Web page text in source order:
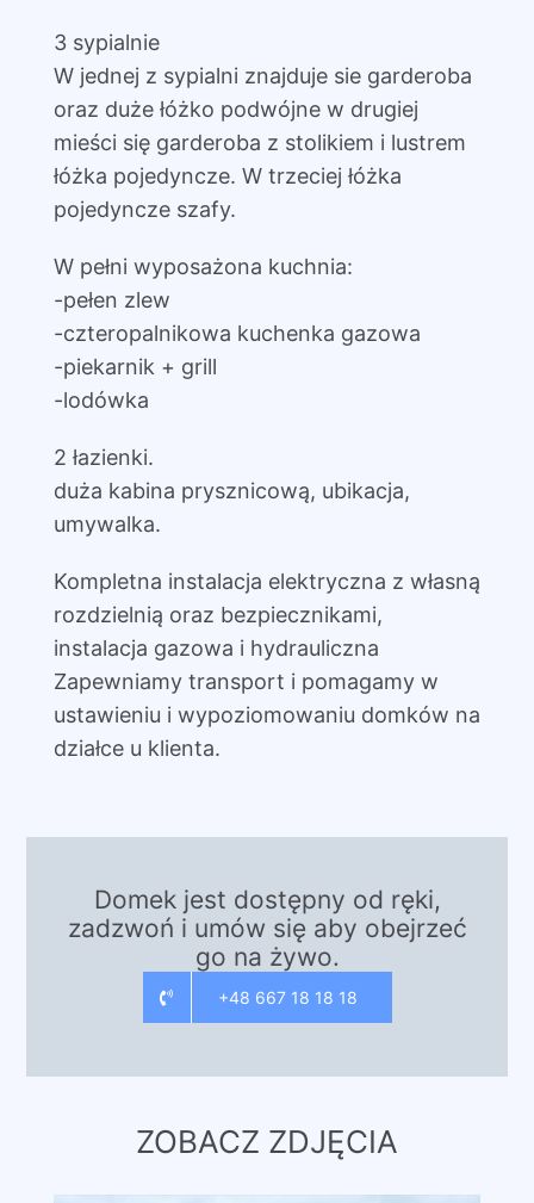
3 sypialnie
W jednej z sypialni znajduje sie garderoba
oraz duże łóżko podwójne w drugiej
mieści się garderoba z stolikiem i lustrem
łóżka pojedyncze. W trzeciej łóżka
pojedyncze szafy.
W pełni wyposażona kuchnia:
-pełen zlew
-czteropalnikowa kuchenka gazowa
-piekarnik + grill
-lodówka
2 łazienki.
duża kabina prysznicową, ubikacja,
umywalka.
Kompletna instalacja elektryczna z własną
rozdzielnią oraz bezpiecznikami,
instalacja gazowa i hydrauliczna
Zapewniamy transport i pomagamy w
ustawieniu i wypoziomowaniu domków na
działce u klienta.
Domek jest dostępny od ręki,
zadzwoń i umów się aby obejrzeć
go na żywo.
+48 667 18 18 18
ZOBACZ ZDJĘCIA